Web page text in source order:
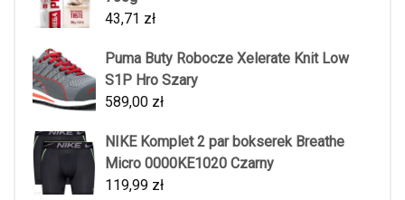
43,71 zł
Puma Buty Robocze Xelerate Knit Low
S1P Hro Szary
589,00 zł
NIKE Komplet 2 par bokserek Breathe
Micro 0000KE1020 Czarny
119,99 zł